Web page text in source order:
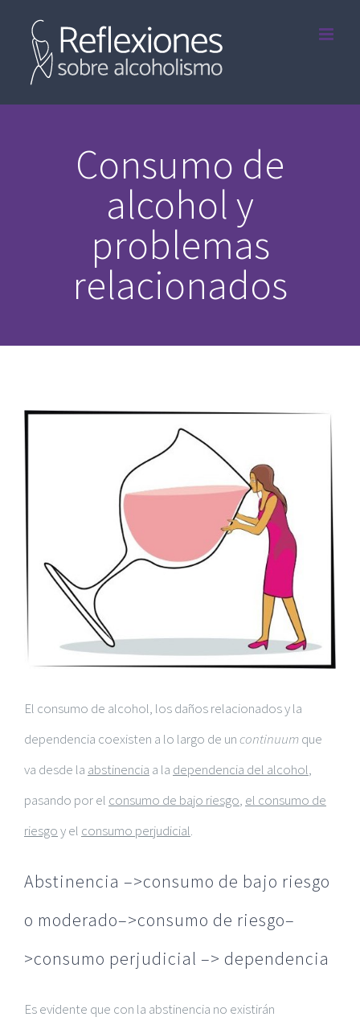
contenido
Consumo de
alcohol y
problemas
relacionados
Ver
imagen
más
El consumo de alcohol, losdaños relacionadosy la
dependencia coexisten a lo largo de uncontinuumque
va desde la abstinencia a la dependencia del alcohol,
pasando por el consumo de bajo riesgo, el consumo de
riesgoy el consumo perjudicial.
Abstinencia –>consumo de bajo riesgo
o moderado–>consumo de riesgo–
>consumo perjudicial –> dependencia
Es evidente que con la abstinencia no existirán